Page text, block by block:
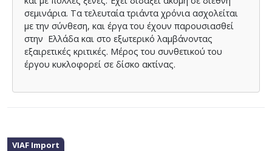
σεμινάρια. Τα τελευταία τριάντα χρόνια ασχολείται
με την σύνθεση, και έργα του έχουν παρουσιασθεί
στην Ελλάδα και στο εξωτερικό λαμβάνοντας
εξαιρετικές κριτικές. Μέρος του συνθετικού του
έργου κυκλοφορεί σε δίσκο ακτίνας.
VIAF Import